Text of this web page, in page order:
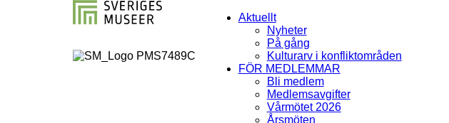
Aktuellt
Nyheter
På gång
Kulturarv i konfliktområden
FÖR MEDLEMMAR
Bli medlem
Medlemsavgifter
Vårmötet 2026
Årsmöten